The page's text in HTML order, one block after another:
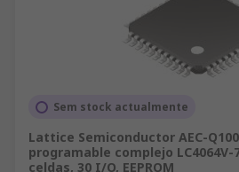
Sem stock actualmente
Lattice Semiconductor AEC-
programable complejo LC4064V-
celdas, 30 I/O, EEPROM